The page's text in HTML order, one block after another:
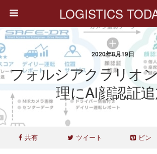
LOGISTICS
2020年8月19日
フォルシアクラリオ
理にAI顔認証
共有 ツイート ピン